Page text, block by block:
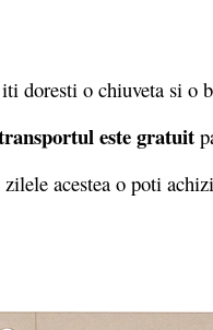
doresti o chiuveta si o
este gratuit
acestea o poti